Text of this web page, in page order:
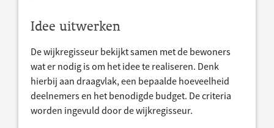
Idee uitwerken
De wijkregisseur bekijkt samen met de bewoners
wat er nodig is om het idee te realiseren. Denk
hierbij aan draagvlak, een bepaalde hoeveelheid
deelnemers en het benodigde budget. De criteria
worden ingevuld door de wijkregisseur.